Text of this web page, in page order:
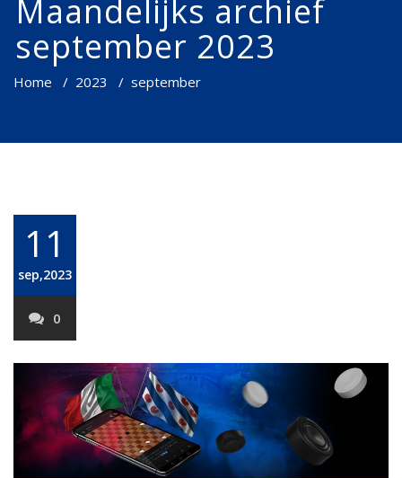
Maandelijks archief
september 2023
Home / 2023 / september
11
sep,2023
0